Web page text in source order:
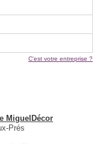
C'est votre entreprise ?
MiguelDécor
Prés